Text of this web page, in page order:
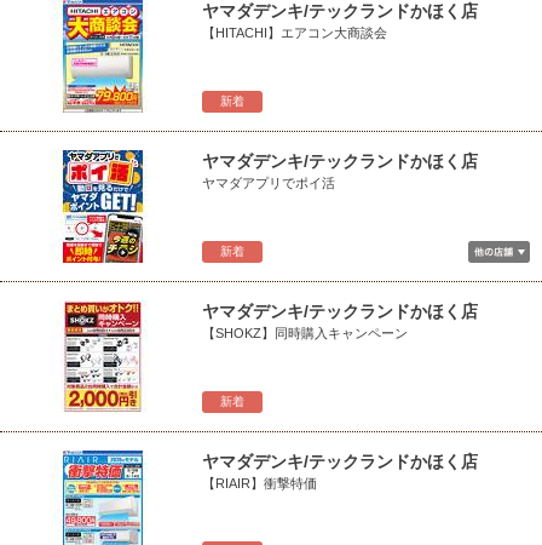
新着
ヤマダデンキ/テックランドかほく店
【HITACHI】エアコン大商談会
新着
ヤマダデンキ/テックランドかほく店
ヤマダアプリでポイ活
新着
ヤマダデンキ/テックランドかほく店
【SHOKZ】同時購入キャンペーン
ヤマダデンキ/テックランドかほく店
【RIAIR】衝撃特価